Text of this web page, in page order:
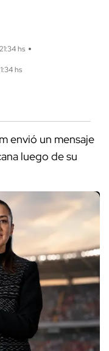
hs
hs
envió un mensaje
luego de su